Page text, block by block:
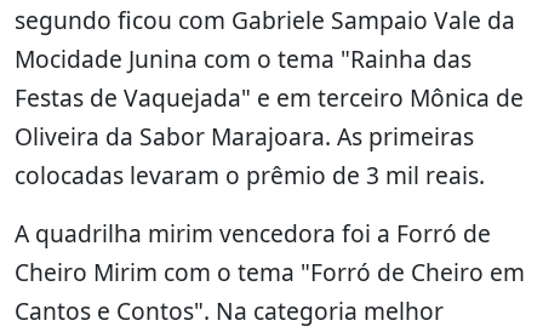
segundo ficou com Gabriele Sampaio Vale da
Mocidade Junina com o tema "Rainha das
Festas de Vaquejada" e em terceiro Mônica de
Oliveira da Sabor Marajoara. As primeiras
colocadas levaram o prêmio de 3 mil reais.
A quadrilha mirim vencedora foi a Forró de
Cheiro Mirim com o tema "Forró de Cheiro em
Cantos e Contos". Na categoria melhor